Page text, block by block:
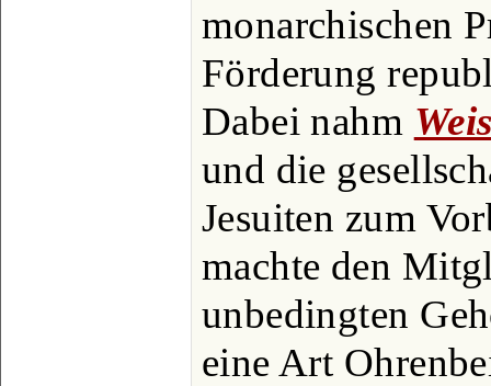
monarchischen
Förderung
Dabei nahm
und die
Jesuiten zum
machte den
unbedingten
eine Art